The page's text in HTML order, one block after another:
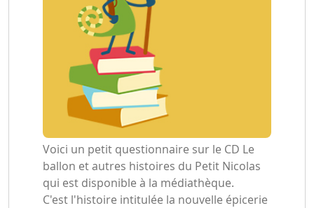
Voici un petit questionnaire sur le CD Le
ballon et autres histoires du Petit Nicolas
qui est disponible à la médiathèque.
C'est l'histoire intitulée la nouvelle épicerie